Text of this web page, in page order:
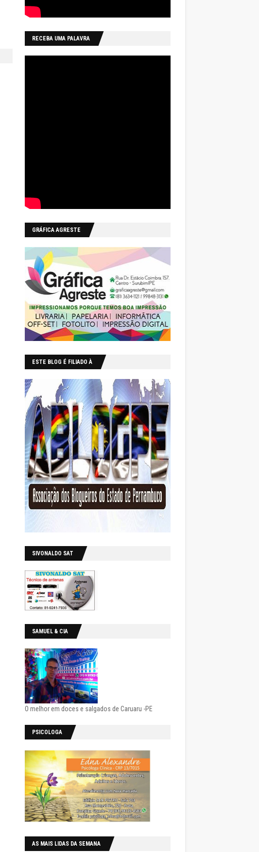
RECEBA UMA PALAVRA
GRÁFICA AGRESTE
ESTE BLOG É FILIADO À
SIVONALDO SAT
SAMUEL & CIA
O melhor em doces e salgados de Caruaru -PE
PSICOLOGA
AS MAIS LIDAS DA SEMANA